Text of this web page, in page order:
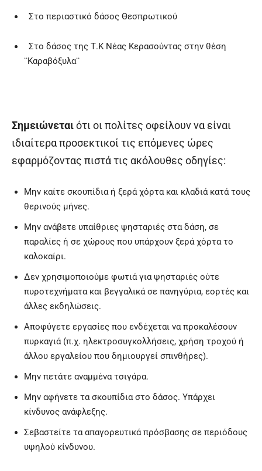
Στο περιαστικό δάσος Θεσπρωτικού
Στο δάσος της Τ.Κ Νέας Κερασούντας στην θέση
¨Καραβόξυλα¨
Σημειώνεταιότι οι πολίτες οφείλουν να είναι
ιδιαίτερα προσεκτικοί τις επόμενες ώρες
εφαρμόζοντας πιστά τις ακόλουθες οδηγίες:
Μην καίτε σκουπίδια ή ξερά χόρτα και κλαδιά κατά τους
θερινούς μήνες.
Μην ανάβετε υπαίθριες ψησταριές στα δάση, σε
παραλίες ή σε χώρους που υπάρχουν ξερά χόρτα το
καλοκαίρι.
Δεν χρησιμοποιούμε φωτιά για ψησταριές ούτε
πυροτεχνήματα και βεγγαλικά σε πανηγύρια, εορτές και
άλλες εκδηλώσεις.
Αποφύγετε εργασίες που ενδέχεται να προκαλέσουν
πυρκαγιά (π.χ. ηλεκτροσυγκολλήσεις, χρήση τροχού ή
άλλου εργαλείου που δημιουργεί σπινθήρες).
Μην πετάτε αναμμένα τσιγάρα.
Μην αφήνετε τα σκουπίδια στο δάσος. Υπάρχει
κίνδυνος ανάφλεξης.
Σεβαστείτε τα απαγορευτικά πρόσβασης σε περιόδους
υψηλού κίνδυνου.